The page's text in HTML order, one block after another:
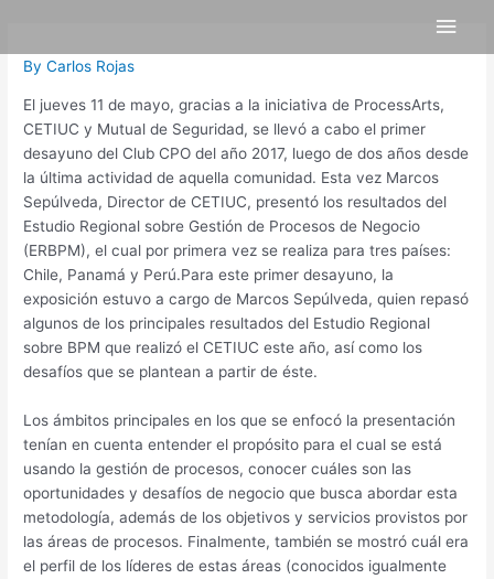
content
Main
ByCarlos Rojas
El jueves 11 de mayo, gracias a la iniciativa de ProcessArts,
CETIUC y Mutual de Seguridad, se llevó a cabo el primer
desayuno del Club CPO del año 2017, luego de dos años desde
la última actividad de aquella comunidad. Esta vez Marcos
Sepúlveda, Director de CETIUC, presentó los resultados del
Estudio Regional sobre Gestión de Procesos de Negocio
(ERBPM), el cual por primera vez se realiza para tres países:
Chile, Panamá y Perú.Para este primer desayuno, la
exposición estuvo a cargo de Marcos Sepúlveda, quien repasó
algunos de los principales resultados del Estudio Regional
sobre BPM que realizó el CETIUC este año, así como los
desafíos que se plantean a partir de éste.
Los ámbitos principales en los que se enfocó la presentación
tenían en cuenta entender el propósito para el cual se está
usando la gestión de procesos, conocer cuáles son las
oportunidades y desafíos de negocio que busca abordar esta
metodología, además de los objetivos y servicios provistos por
las áreas de procesos. Finalmente, también se mostró cuál era
el perfil de los líderes de estas áreas (conocidos igualmente